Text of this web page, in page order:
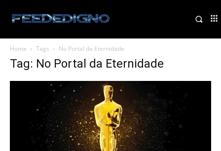
Home Tags No Portal da Eternidade
Tag: No Portal da Eternidade